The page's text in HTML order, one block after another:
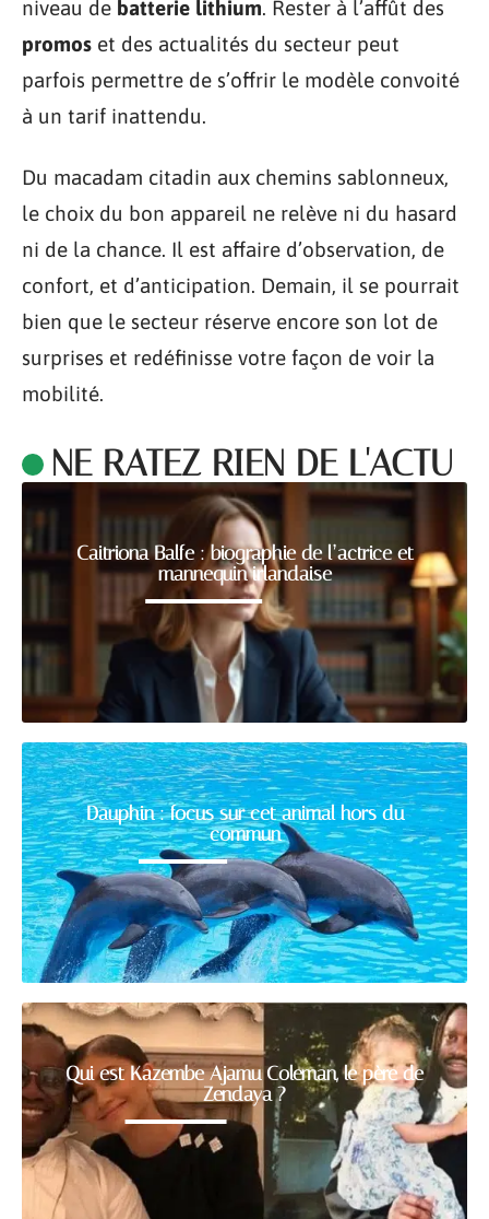
niveau de batterie lithium. Rester à l’affût des
promos et des actualités du secteur peut
parfois permettre de s’offrir le modèle convoité
à un tarif inattendu.
Du macadam citadin aux chemins sablonneux,
le choix du bon appareil ne relève ni du hasard
ni de la chance. Il est affaire d’observation, de
confort, et d’anticipation. Demain, il se pourrait
bien que le secteur réserve encore son lot de
surprises et redéfinisse votre façon de voir la
mobilité.
NE RATEZ RIEN DE L'ACTU
Caitriona Balfe : biographie de l’actrice et
mannequin irlandaise
Dauphin : focus sur cet animal hors du
commun
Qui est Kazembe Ajamu Coleman, le père de
Zendaya ?